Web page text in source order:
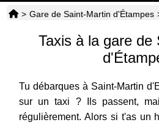
> Gare de Saint-Martin d'Étampes
Taxis à la gare de
Tu débarques à Saint-Martin
sur un taxi ? Ils passent,
régulièrement. Alors si t'as un